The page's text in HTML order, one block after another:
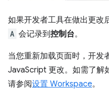
如果开发者工具在做出更改
A 会记录到控制台。
当您重新加载页面时，开发
JavaScript 更改。如需了解
请参阅设置 Workspace。